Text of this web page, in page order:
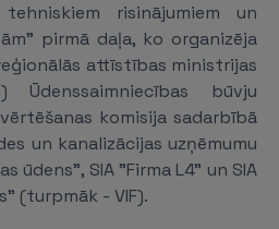
risinājumiem un
pirmā daļa, ko organizēja
attīstības ministrijas
Ūdenssaimniecības būvju
komisija sadarbībā
un kanalizācijas uzņēmumu
ūdens", SIA "Firma L4" un SIA
(turpmāk - VIF).